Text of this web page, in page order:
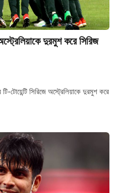
দুরমুশ করে সিরিজ
টোয়েন্টি সিরিজে অস্ট্রেলিয়াকে দুরমুশ করে